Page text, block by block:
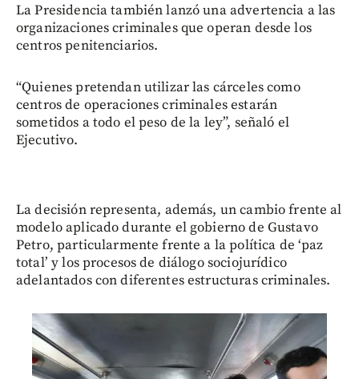
La Presidencia también lanzó una advertencia a las
organizaciones criminales que operan desde los
centros penitenciarios.
“Quienes pretendan utilizar las cárceles como
centros de operaciones criminales estarán
sometidos a todo el peso de la ley”, señaló el
Ejecutivo.
La decisión representa, además, un cambio frente al
modelo aplicado durante el gobierno de Gustavo
Petro, particularmente frente a la política de ‘paz
total’ y los procesos de diálogo sociojurídico
adelantados con diferentes estructuras criminales.